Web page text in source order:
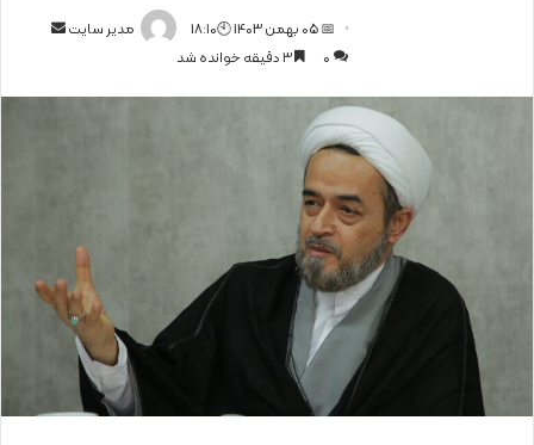
مدیر سایت
ل
📅 05 بهمن 1403 🕙18:10
0